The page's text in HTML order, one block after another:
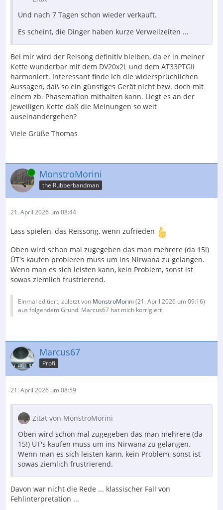
Und nach 7 Tagen schon wieder verkauft.
Es scheint, die Dinger haben kurze Verweilzeiten ...
Bei mir wird der Reisong definitiv bleiben, da er in meiner
Kette wunderbar mit dem DV20x2L und dem AT33PTGII
harmoniert. Interessant finde ich die widersprüchlichen
Aussagen, daß so ein günstiges Gerät nicht bzw. doch mit
einem zb. Phasemation mithalten kann. Liegt es an der
jeweiligen Kette daß die Meinungen so weit
auseinandergehen?
Viele Grüße Thomas
Online MonstroMorini
the Rubberbandman
21. April 2026 um 08:44
Lass spielen, das Reissong, wenn zufrieden
Oben wird schon mal zugegeben das man mehrere (da 15!)
ÜT's kaufenprobieren muss um ins Nirwana zu gelangen.
Wenn man es sich leisten kann, kein Problem, sonst ist
sowas ziemlich frustrierend.
Einmal editiert, zuletzt von MonstroMorini (21. April 2026 um 09:16)
aus folgendem Grund: Marcus67 hat mich korrigiert
Marcus67
Profi
21. April 2026 um 08:59
Zitat von MonstroMorini
Oben wird schon mal zugegeben das man mehrere (da
15!) ÜT's kaufen muss um ins Nirwana zu gelangen.
Wenn man es sich leisten kann, kein Problem, sonst ist
sowas ziemlich frustrierend.
Davon war nicht die Rede ... klassischer Fall von
Fehlinterpretation ...